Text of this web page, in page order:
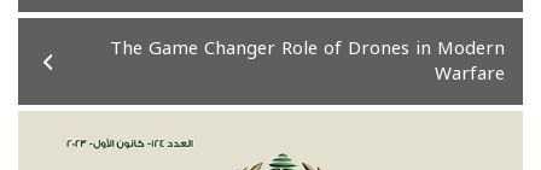
The Game Changer Role of Drones in Modern
Warfare